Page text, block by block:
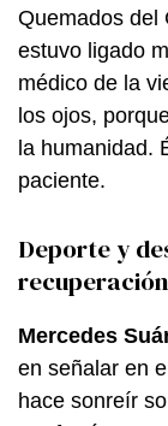
Quemados del
estuvo ligado
médico de la
los ojos,
la humanidad.
paciente.
Deporte y
recuperación
Mercedes
en señalar en
hace sonreír